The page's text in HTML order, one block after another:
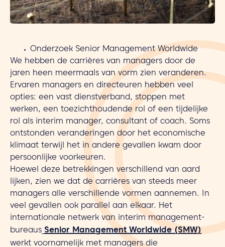
Onderzoek Senior Management Worldwide
We hebben de carrières van managers door de
jaren heen meermaals van vorm zien veranderen.
Ervaren managers en directeuren hebben veel
opties: een vast dienstverband, stoppen met
werken, een toezichthoudende rol of een tijdelijke
rol als interim manager, consultant of coach. Soms
ontstonden veranderingen door het economische
klimaat terwijl het in andere gevallen kwam door
persoonlijke voorkeuren.
Hoewel deze betrekkingen verschillend van aard
lijken, zien we dat de carrières van steeds meer
managers alle verschillende vormen aannemen. In
veel gevallen ook parallel aan elkaar. Het
internationale netwerk van interim management-
bureaus Senior Management Worldwide (SMW)
werkt voornamelijk met managers die